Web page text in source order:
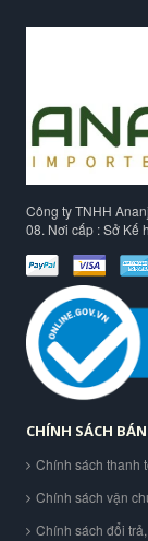
Công ty TNHH
08. Nơi cấp : Sở Kế
CHÍNH SÁCH
Chính sách thanh
Chính sách vận
Chính sách đổi